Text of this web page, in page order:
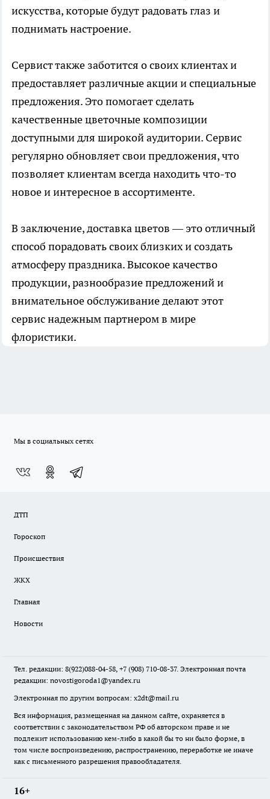
искусства, которые будут радовать глаз и
поднимать настроение.
Сервист также заботится о своих клиентах и
предоставляет различные акции и специальные
предложения. Это помогает сделать
качественные цветочные композиции
доступными для широкой аудитории. Сервис
регулярно обновляет свои предложения, что
позволяет клиентам всегда находить что-то
новое и интересное в ассортименте.
В заключение, доставка цветов — это отличный
способ порадовать своих близких и создать
атмосферу праздника. Высокое качество
продукции, разнообразие предложений и
внимательное обслуживание делают этот
сервис надежным партнером в мире
флористики.
Мы в социальных сетях
ДТП
Гороскоп
Происшествия
ЖКХ
Главная
Новости
Тел. редакции: 8(922)088-04-58, +7 (908) 710-08-37. Электронная почта
редакции: novostigoroda1@yandex.ru
Электронная по другим вопросам: x2dt@mail.ru
Вся информация, размещенная на данном сайте, охраняется в
соответствии с законодательством РФ об авторском праве и не
подлежит использованию кем-либо в какой бы то ни было форме, в
том числе воспроизведению, распространению, переработке не иначе
как с письменного разрешения правообладателя.
16+